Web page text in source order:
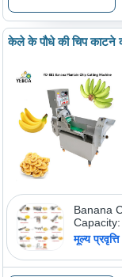
केले के पौधे की चिप काटने
Banana
मूल्य